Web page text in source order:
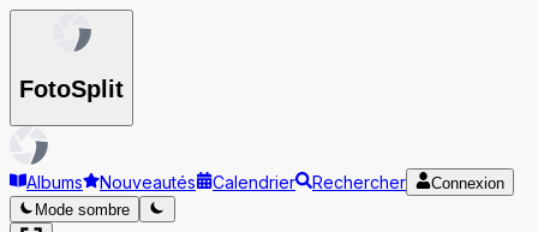
FotoSplit
Albums Nouveautés Calendrier Rechercher
Connexion
Mode sombre